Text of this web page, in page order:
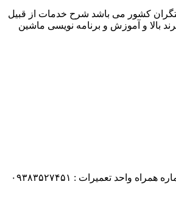
به خدمت به صنعتگران کشور می باشد شرح خدمات از قبیل
بالا و آموزش و برنامه نویسی ماشین